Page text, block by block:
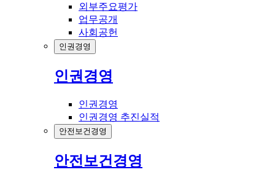
외부주요평가
업무공개
사회공헌
인권경영
인권경영
인권경영
인권경영 추진실적
안전보건경영
안전보건경영